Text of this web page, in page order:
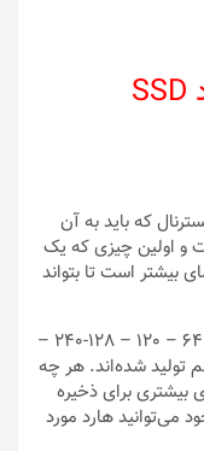
نکاتی که قبل از خرید هارد SSD
که باید به آن
و اولین چیزی که یک
بیشتر است تا بتواند
ظرفیت هاردهای SSD معمولا در ظرفیتهای 64 – 120 – 128-240 –
و بیشتر هم تولید شده‌اند. هر چه
برای ذخیره
می‌توانید هارد مورد